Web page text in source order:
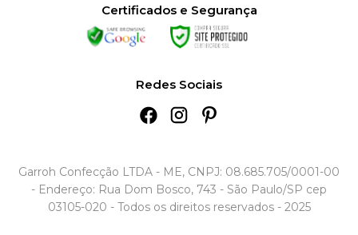
Certificados e Segurança
Redes Sociais
Garroh Confecção LTDA - ME, CNPJ: 08.685.705/0001-00
- Endereço: Rua Dom Bosco, 743 - São Paulo/SP cep
03105-020 - Todos os direitos reservados - 2025